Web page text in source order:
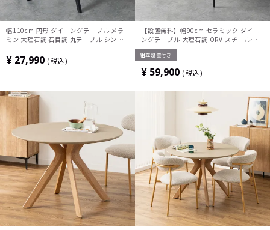
幅110cm 円形 ダイニングテーブル メラ
ミン 大理石調 石目調 丸テーブル シンプ
しゃれ 円卓 ラウンドテーブル グレー ホ
ワイト 白
¥ 27,990 税込
【設置無料】幅90cm セラミック ダイニ
ングテーブル 大理石調 ORV スチール脚
耐熱 コンセント付き シンプル モダン テ
ーブル 2人 食卓テーブル おしゃれ グレー
組立設置付き
¥ 59,900 税込